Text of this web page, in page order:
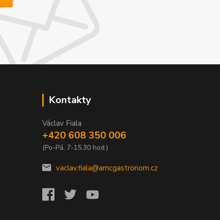
Kontakty
Václav Fiala
+420 608 350 006
(Po-Pá, 7-15.30 hod.)
vaclav.fiala@amcgastronom.cz